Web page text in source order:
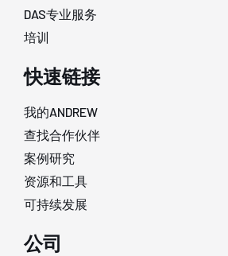
DAS专业服务
培训
快速链接
我的ANDREW
查找合作伙伴
案例研究
资源和工具
可持续发展
公司